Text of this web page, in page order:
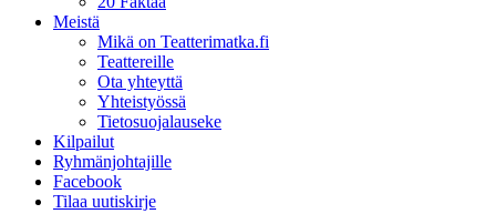
Meistä
Mikä on Teatterimatka.fi
Teattereille
Ota yhteyttä
Yhteistyössä
Tietosuojalauseke
Kilpailut
Ryhmänjohtajille
Facebook
Tilaa uutiskirje